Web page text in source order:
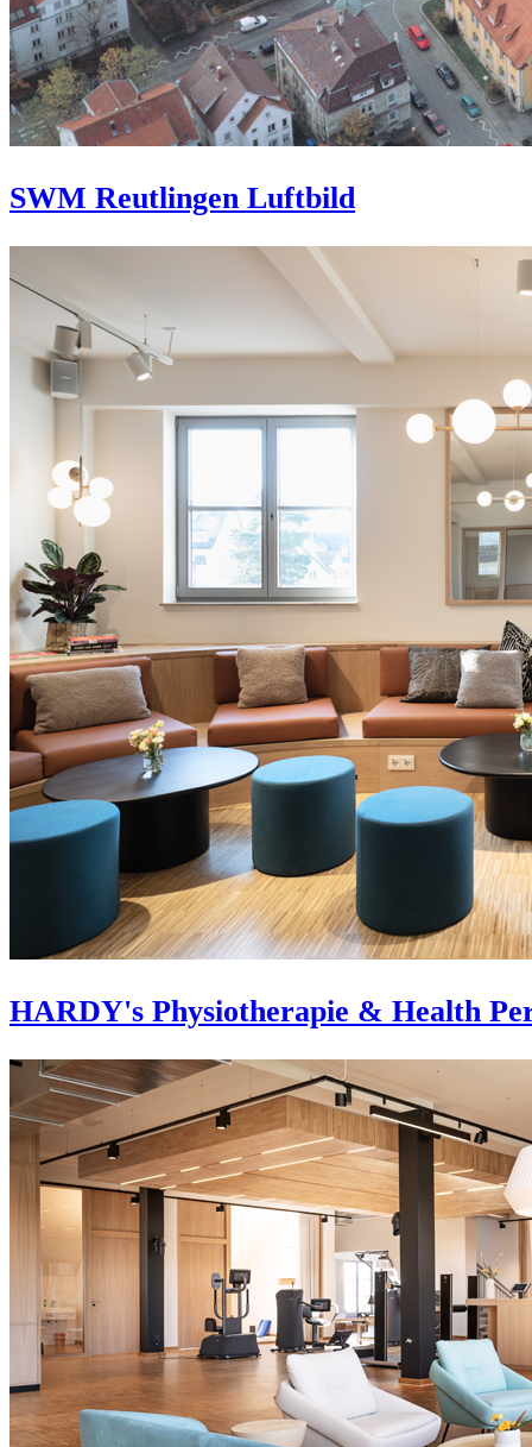
SWM Reutlingen Luftbild
HARDY's Physiotherapie & Health